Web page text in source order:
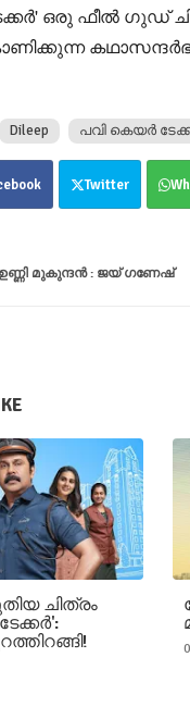
ഒരു ഫീൽ ഗുഡ്
Dileep പവി കെയർ
Twitter
മുകുന്ദന്‍ : ജയ് ഗണേഷ്
ചിത്രം